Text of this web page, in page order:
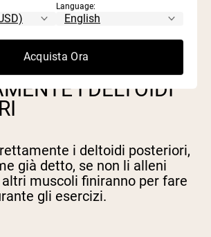
I DELTOIDI
i deltoidi posteriori,
già detto, se non li alleni
muscoli finiranno per fare
gli esercizi.
Language:
Acquista Ora